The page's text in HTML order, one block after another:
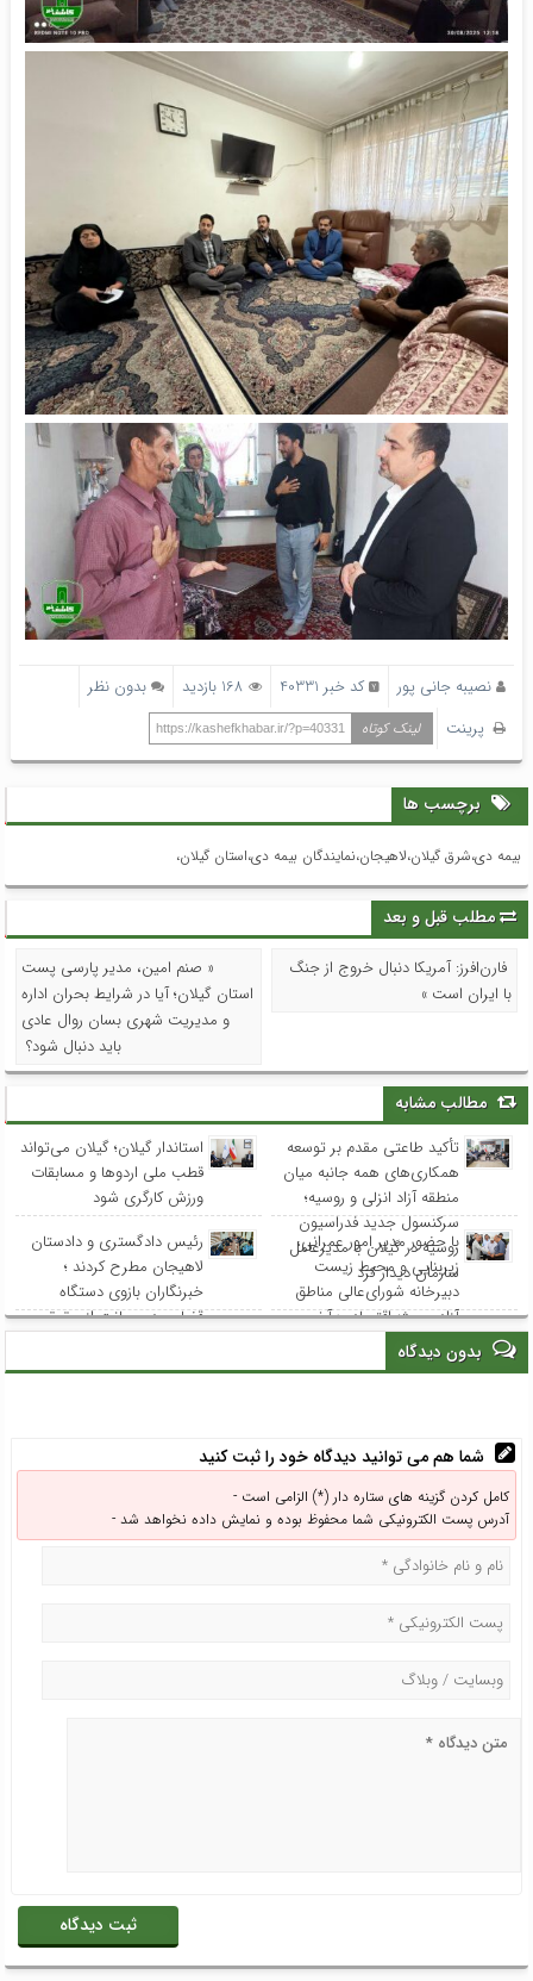
نصیبه جانی پور کد خبر 40331 168 بازدید
بدون نظر
پرینت
لینک کوتاه https://kashefkhabar.ir/?p=40331
برچسب ها
بیمه دی،شرق گیلان،لاهیجان،نمایندگان بیمه دی،استان گیلان،
مطلب قبل و بعد
فارن‌افرز: آمریکا دنبال خروج از جنگ
با ایران است »
« صنم امین، مدیر پارسی پست
استان گیلان؛ آیا در شرایط بحران اداره
و مدیریت شهری بسان روال عادی
باید دنبال شود؟
مطالب مشابه
تأکید طاعتی مقدم بر توسعه
همکاری‌های همه جانبه میان
منطقه آزاد انزلی و روسیه؛
سرکنسول جدید فدراسیون
روسیه در گیلان با مدیرعامل
سازمان دیدار کرد
استاندار گیلان؛ گیلان می‌تواند
قطب ملی اردوها و مسابقات
ورزش کارگری شود
با حضور مدیر امور عمرانی،
زیربنایی و محیط زیست
دبیرخانه شورای‌عالی مناطق
آزاد و ویژه اقتصادی؛ آخرین
وضعیت پروژه‌های عمرانی
منطقه آزاد انزلی بررسی شد
رئیس دادگستری و دادستان
لاهیجان مطرح کردند ؛
خبرنگاران بازوی دستگاه
قضایی در صیانت از حقوق
بدون دیدگاه
شما هم می توانید دیدگاه خود را ثبت کنید
کامل کردن گزینه های ستاره دار (*) الزامی است -
آدرس پست الکترونیکی شما محفوظ بوده و نمایش داده نخواهد شد -